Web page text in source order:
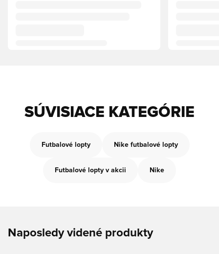
SÚVISIACE KATEGÓRIE
Futbalové lopty Nike futbalové lopty
Futbalové lopty v akcii Nike
Naposledy videné produkty